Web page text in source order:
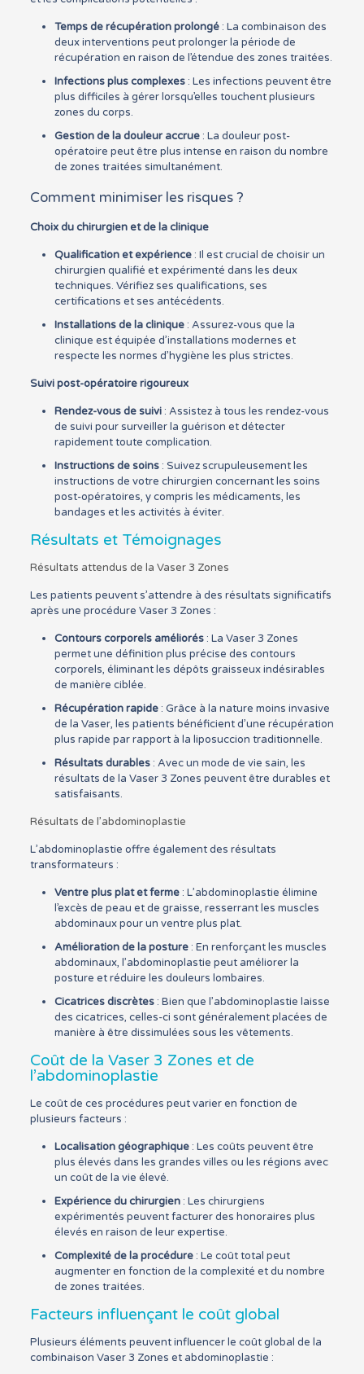
Temps de récupération prolongé: La combinaison des
deux interventions peut prolonger la période de
récupération en raison de l’étendue des zones traitées.
Infections plus complexes: Les infections peuvent être
plus difficiles à gérer lorsqu’elles touchent plusieurs
zones du corps.
Gestion de la douleur accrue: La douleur post-
opératoire peut être plus intense en raison du nombre
de zones traitées simultanément.
Comment minimiser les risques ?
Choix du chirurgien et de la clinique
Qualification et expérience: Il est crucial de choisir un
chirurgien qualifié et expérimenté dans les deux
techniques. Vérifiez ses qualifications, ses
certifications et ses antécédents.
Installations de la clinique: Assurez-vous que la
clinique est équipée d’installations modernes et
respecte les normes d’hygiène les plus strictes.
Suivi post-opératoire rigoureux
Rendez-vous de suivi: Assistez à tous les rendez-vous
de suivi pour surveiller la guérison et détecter
rapidement toute complication.
Instructions de soins: Suivez scrupuleusement les
instructions de votre chirurgien concernant les soins
post-opératoires, y compris les médicaments, les
bandages et les activités à éviter.
Résultats et Témoignages
Résultats attendus de la Vaser 3 Zones
Les patients peuvent s’attendre à des résultats significatifs
après une procédure Vaser 3 Zones :
Contours corporels améliorés: La Vaser 3 Zones
permet une définition plus précise des contours
corporels, éliminant les dépôts graisseux indésirables
de manière ciblée.
Récupération rapide: Grâce à la nature moins invasive
de la Vaser, les patients bénéficient d’une récupération
plus rapide par rapport à la liposuccion traditionnelle.
Résultats durables: Avec un mode de vie sain, les
résultats de la Vaser 3 Zones peuvent être durables et
satisfaisants.
Résultats de l’abdominoplastie
L’abdominoplastie offre également des résultats
transformateurs :
Ventre plus plat et ferme: L’abdominoplastie élimine
l’excès de peau et de graisse, resserrant les muscles
abdominaux pour un ventre plus plat.
Amélioration de la posture: En renforçant les muscles
abdominaux, l’abdominoplastie peut améliorer la
posture et réduire les douleurs lombaires.
Cicatrices discrètes: Bien que l’abdominoplastie laisse
des cicatrices, celles-ci sont généralement placées de
manière à être dissimulées sous les vêtements.
Coût de la Vaser 3 Zones et de
l’abdominoplastie
Le coût de ces procédures peut varier en fonction de
plusieurs facteurs :
Localisation géographique: Les coûts peuvent être
plus élevés dans les grandes villes ou les régions avec
un coût de la vie élevé.
Expérience du chirurgien: Les chirurgiens
expérimentés peuvent facturer des honoraires plus
élevés en raison de leur expertise.
Complexité de la procédure: Le coût total peut
augmenter en fonction de la complexité et du nombre
de zones traitées.
Facteurs influençant le coût global
Plusieurs éléments peuvent influencer le coût global de la
combinaison Vaser 3 Zones et abdominoplastie :